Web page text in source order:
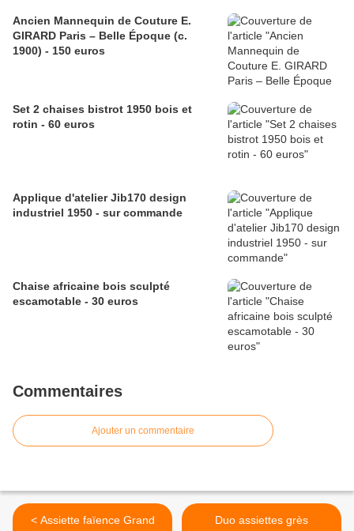
Ancien Mannequin de Couture E.
GIRARD Paris – Belle Époque (c.
1900) - 150 euros
Set 2 chaises bistrot 1950 bois et
rotin - 60 euros
Applique d'atelier Jib170 design
industriel 1950 - sur commande
Chaise africaine bois sculpté
escamotable - 30 euros
Commentaires
Ajouter un commentaire
< Assiette faïence Grand
Duo assiettes grès